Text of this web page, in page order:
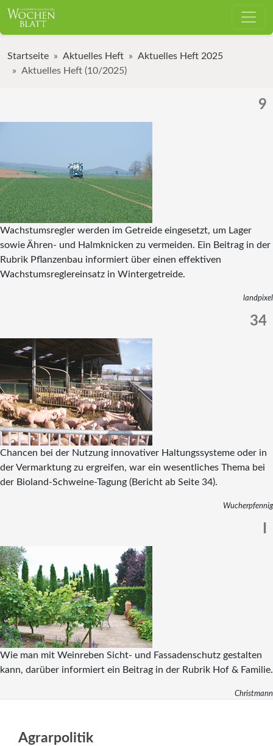
Startseite Aktuelles Heft
Aktuelles Heft 2025
Aktuelles Heft (10/2025)
9
Wachstumsregler werden im Getreide eingesetzt, um Lager
sowie Ähren- und Halmknicken zu vermeiden. Ein Beitrag in der
Rubrik Pflanzenbau informiert über einen effektiven
Wachstumsreglereinsatz in Wintergetreide.
landpixel
34
Chancen bei der Nutzung innovativer Haltungssysteme oder in
der Vermarktung zu ergreifen, war ein wesentliches Thema bei
der Bioland-Schweine-Tagung (Bericht ab Seite 34).
Wucherpfennig
Wie man mit Weinreben Sicht- und Fassadenschutz gestalten
kann, darüber informiert ein Beitrag in der Rubrik Hof & Familie.
Christmann
Agrarpolitik